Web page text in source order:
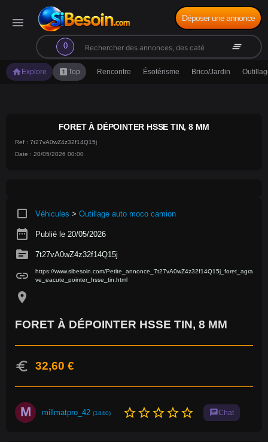
menu
0
search clear_all
Déposer une annonce
home Explore looks_oneTop Rencontre Ésotérisme Brico/Jardin
FORET À DÉPOINTER HSSE TIN, 8 MM
Ref : 7t27vA0wZ4z32f14Q15j
Date : 20/05/2026 00:00
crop_square Véhicules > Outillage auto moco camion
date_range Publié le 20/05/2026
source 7t27vA0wZ4z32f14Q15j
link
https://www.sibesoin.com/Petite_annonce_7t27vA0wZ4z32f14Q15j_foret_agra
ve_eacute_pointer_hsse_tin.html
location_on
FORET À DÉPOINTER HSSE TIN, 8 MM
euro 32,60 €
M millmatpro_42 (1840) star_borderstar_borderstar_borderstar_borderstar_border chatChat